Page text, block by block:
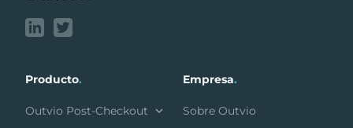
Producto.
Outvio Post-Checkout
Empresa.
Sobre Outvio